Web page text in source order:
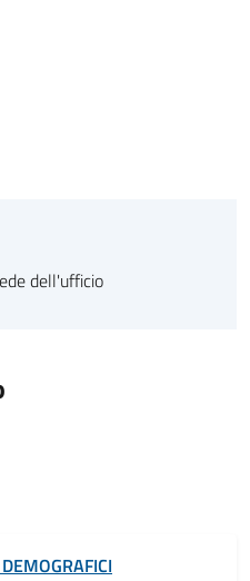
dell'ufficio